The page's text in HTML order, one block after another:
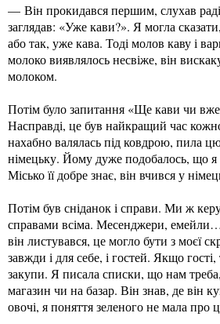
— Він прокидався першим, слухав
заглядав: «Уже кави?». Я могла
або так, уже кава. Тоді молов каву і
молоко виявлялось несвіже, він
молоком.
Потім було запитання «Ще кави чи вже
Насправді, це був найкращий час
нахабно валялась під ковдрою, пила
німецьку. Йому дуже подобалось, що я
Місько її добре знає, він вчився у
Потім був сніданок і справи. Ми ж
справами всіма. Месенджери,
він листувався, це могло бути з моєї
завжди і для себе, і гостей. Якщо
закупи. Я писала списки, що нам
магазин чи на базар. Він знав, де він
овочі, я поняття зеленого не мала про